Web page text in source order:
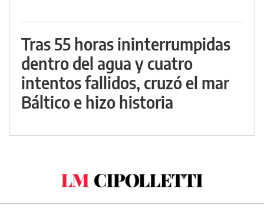
Tras 55 horas ininterrumpidas
dentro del agua y cuatro
intentos fallidos, cruzó el mar
Báltico e hizo historia